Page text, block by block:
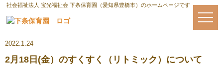
社会福祉法人 宝光福祉会 下条保育園（愛知県豊橋市）のホームページです
2022.1.24
2月18日(金）のすくすく（リトミック）について